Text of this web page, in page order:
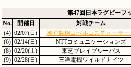
第47回日本ラグビーフ
No.
開催日
対戦チーム
(4) 02/07(日)
神戸製鋼コベルコスティーラー
(6) 02/14(日)
NTTコミュニケーションズ
(8) 02/20(土)
東芝ブレイブルーパス
(9) 02/28(日) 三洋電機ワイルドナイツ